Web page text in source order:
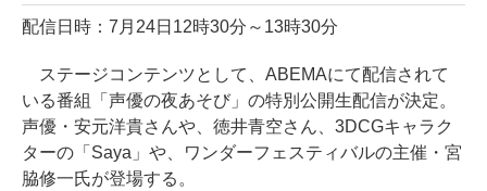
配信日時：7月24日12時30分～13時30分
ステージコンテンツとして、ABEMAにて配信されて
いる番組「声優の夜あそび」の特別公開生配信が決定。
声優・安元洋貴さんや、徳井青空さん、3DCGキャラク
ターの「Saya」や、ワンダーフェスティバルの主催・宮
脇修一氏が登場する。